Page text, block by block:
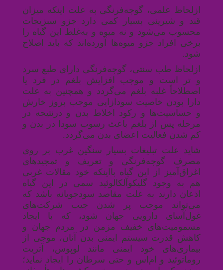
ازلحاظ علمی، گوجه‌فرنگی به علت اینکه میزان
قند و شیرینی بسیار کمی دارد جزو سبزیجات
محسوب می‌شود و نه میوه و به‌غلط این گیاه را
برخی افراد جزو میوه‌ها آورده‌اند که باید اصلاح
شود.
ازلحاظ طب سنتی، گوجه‌فرنگی دارای طبع سرد
و تر است و موجب افزایش بلغم در فرد یا
اصطلاحاً غلبه بلغم می‌گردد و همچنین به علت
دارا بودن خاصیت سودازایی موجب بروز خارش
و حساسیت‌ها و رکود اخلاط بدن و درنتیجه در
مرحله پس از بلغم باعث رسوب سودا در بدن و
کم شدن فعالیت اعضای بدن می‌گردد.
شاید علت تبلیغات بسیار سنگین غرب بر روی
مصرف گوجه‌فرنگی و تعریف و تمجیدهای
اغراق‌آمیز از این گیاه بااینکه خود مقالات غربی
هم به وجود گلیکوآلکالوئید سمی در این گیاه
اذعان دارند به علت مقاصد سودجویانه باشد که
می‌تواند موجب پر شدن جیب شرکت‌های
غول‌آسای دارویی جهان شود، که با ایجاد
مسمومیت‌های خفیف مزمن در مردم جهان و
کاهش قدرت سیستم ایمنی بدن آنان، موجی از
بیماری‌های خود ایمنی مانند لوپوس، آتریت
روماتوئید و ام‌اس و حتی سرطان را ایجاد نماید؛